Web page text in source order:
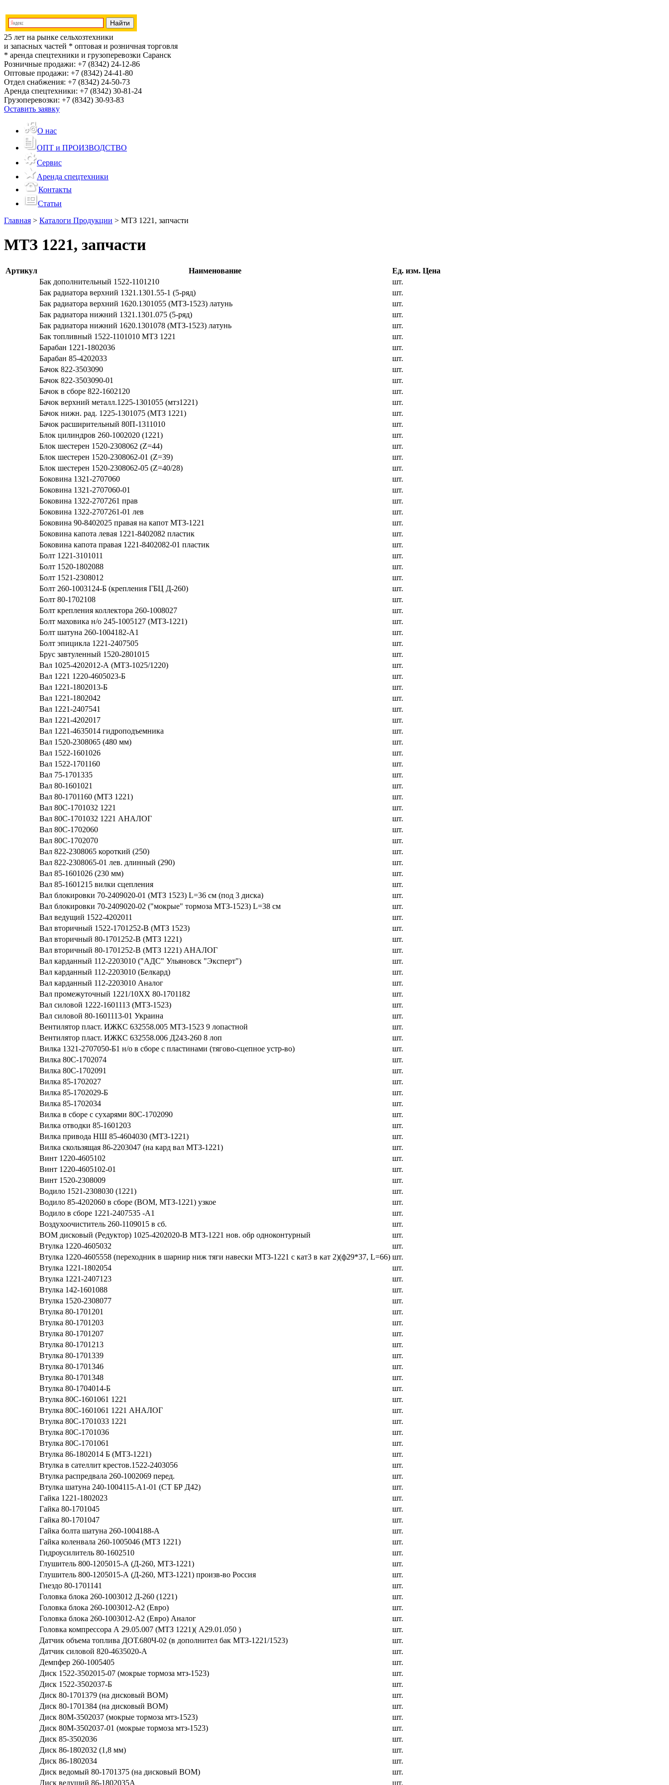
25 лет на рынке сельхозтехники
и запасных частей * оптовая и розничная торговля
* аренда спецтехники и грузоперевозки Саранск
Розничные продажи: +7 (8342) 24-12-86
Оптовые продажи: +7 (8342) 24-41-80
Отдел снабжения: +7 (8342) 24-50-73
Аренда спецтехники: +7 (8342) 30-81-24
Грузоперевозки: +7 (8342) 30-93-83
Оставить заявку
О нас
ОПТ и ПРОИЗВОДСТВО
Сервис
Аренда спецтехники
Контакты
Статьи
Главная > Каталоги Продукции > МТЗ 1221, запчасти
МТЗ 1221, запчасти
Артикул Наименование Ед. изм. Цена
Бак дополнительный 1522-1101210
шт.
Бак радиатора верхний 1321.1301.55-1 (5-ряд)
шт.
Бак радиатора верхний 1620.1301055 (МТЗ-1523) латунь
шт.
Бак радиатора нижний 1321.1301.075 (5-ряд)
шт.
Бак радиатора нижний 1620.1301078 (МТЗ-1523) латунь
шт.
Бак топливный 1522-1101010 МТЗ 1221
шт.
Барабан 1221-1802036
шт.
Барабан 85-4202033
шт.
Бачок 822-3503090
шт.
Бачок 822-3503090-01
шт.
Бачок в сборе 822-1602120
шт.
Бачок верхний металл.1225-1301055 (мтз1221)
шт.
Бачок нижн. рад. 1225-1301075 (МТЗ 1221)
шт.
Бачок расширительный 80П-1311010
шт.
Блок цилиндров 260-1002020 (1221)
шт.
Блок шестерен 1520-2308062 (Z=44)
шт.
Блок шестерен 1520-2308062-01 (Z=39)
шт.
Блок шестерен 1520-2308062-05 (Z=40/28)
шт.
Боковина 1321-2707060
шт.
Боковина 1321-2707060-01
шт.
Боковина 1322-2707261 прав
шт.
Боковина 1322-2707261-01 лев
шт.
Боковина 90-8402025 правая на капот МТЗ-1221
шт.
Боковина капота левая 1221-8402082 пластик
шт.
Боковина капота правая 1221-8402082-01 пластик
шт.
Болт 1221-3101011
шт.
Болт 1520-1802088
шт.
Болт 1521-2308012
шт.
Болт 260-1003124-Б (крепления ГБЦ Д-260)
шт.
Болт 80-1702108
шт.
Болт крепления коллектора 260-1008027
шт.
Болт маховика н/о 245-1005127 (МТЗ-1221)
шт.
Болт шатуна 260-1004182-А1
шт.
Болт эпицикла 1221-2407505
шт.
Брус завтуленный 1520-2801015
шт.
Вал 1025-4202012-А (МТЗ-1025/1220)
шт.
Вал 1221 1220-4605023-Б
шт.
Вал 1221-1802013-Б
шт.
Вал 1221-1802042
шт.
Вал 1221-2407541
шт.
Вал 1221-4202017
шт.
Вал 1221-4635014 гидроподъемника
шт.
Вал 1520-2308065 (480 мм)
шт.
Вал 1522-1601026
шт.
Вал 1522-1701160
шт.
Вал 75-1701335
шт.
Вал 80-1601021
шт.
Вал 80-1701160 (МТЗ 1221)
шт.
Вал 80С-1701032 1221
шт.
Вал 80С-1701032 1221 АНАЛОГ
шт.
Вал 80С-1702060
шт.
Вал 80С-1702070
шт.
Вал 822-2308065 короткий (250)
шт.
Вал 822-2308065-01 лев. длинный (290)
шт.
Вал 85-1601026 (230 мм)
шт.
Вал 85-1601215 вилки сцепления
шт.
Вал блокировки 70-2409020-01 (МТЗ 1523) L=36 см (под 3 диска)
шт.
Вал блокировки 70-2409020-02 ("мокрые" тормоза МТЗ-1523) L=38 см
шт.
Вал ведущий 1522-4202011
шт.
Вал вторичный 1522-1701252-В (МТЗ 1523)
шт.
Вал вторичный 80-1701252-В (МТЗ 1221)
шт.
Вал вторичный 80-1701252-В (МТЗ 1221) АНАЛОГ
шт.
Вал карданный 112-2203010 ("АДС" Ульяновск "Эксперт")
шт.
Вал карданный 112-2203010 (Белкард)
шт.
Вал карданный 112-2203010 Аналог
шт.
Вал промежуточный 1221/10ХХ 80-1701182
шт.
Вал силовой 1222-1601113 (МТЗ-1523)
шт.
Вал силовой 80-1601113-01 Украина
шт.
Вентилятор пласт. ИЖКС 632558.005 МТЗ-1523 9 лопастной
шт.
Вентилятор пласт. ИЖКС 632558.006 Д243-260 8 лоп
шт.
Вилка 1321-2707050-Б1 н/о в сборе с пластинами (тягово-сцепное устр-во)
шт.
Вилка 80С-1702074
шт.
Вилка 80С-1702091
шт.
Вилка 85-1702027
шт.
Вилка 85-1702029-Б
шт.
Вилка 85-1702034
шт.
Вилка в сборе с сухарями 80С-1702090
шт.
Вилка отводки 85-1601203
шт.
Вилка привода НШ 85-4604030 (МТЗ-1221)
шт.
Вилка скользящая 86-2203047 (на кард вал МТЗ-1221)
шт.
Винт 1220-4605102
шт.
Винт 1220-4605102-01
шт.
Винт 1520-2308009
шт.
Водило 1521-2308030 (1221)
шт.
Водило 85-4202060 в сборе (ВОМ, МТЗ-1221) узкое
шт.
Водило в сборе 1221-2407535 -А1
шт.
Воздухоочиститель 260-1109015 в сб.
шт.
ВОМ дисковый (Редуктор) 1025-4202020-В МТЗ-1221 нов. обр одноконтурный
шт.
Втулка 1220-4605032
шт.
Втулка 1220-4605558 (переходник в шарнир ниж тяги навески МТЗ-1221 с кат3 в кат 2)(ф29*37, L=66) шт.
Втулка 1221-1802054
шт.
Втулка 1221-2407123
шт.
Втулка 142-1601088
шт.
Втулка 1520-2308077
шт.
Втулка 80-1701201
шт.
Втулка 80-1701203
шт.
Втулка 80-1701207
шт.
Втулка 80-1701213
шт.
Втулка 80-1701339
шт.
Втулка 80-1701346
шт.
Втулка 80-1701348
шт.
Втулка 80-1704014-Б
шт.
Втулка 80С-1601061 1221
шт.
Втулка 80С-1601061 1221 АНАЛОГ
шт.
Втулка 80С-1701033 1221
шт.
Втулка 80С-1701036
шт.
Втулка 80С-1701061
шт.
Втулка 86-1802014 Б (МТЗ-1221)
шт.
Втулка в сателлит крестов.1522-2403056
шт.
Втулка распредвала 260-1002069 перед.
шт.
Втулка шатуна 240-1004115-А1-01 (СТ БР Д42)
шт.
Гайка 1221-1802023
шт.
Гайка 80-1701045
шт.
Гайка 80-1701047
шт.
Гайка болта шатуна 260-1004188-А
шт.
Гайка коленвала 260-1005046 (МТЗ 1221)
шт.
Гидроусилитель 80-1602510
шт.
Глушитель 800-1205015-А (Д-260, МТЗ-1221)
шт.
Глушитель 800-1205015-А (Д-260, МТЗ-1221) произв-во Россия
шт.
Гнездо 80-1701141
шт.
Головка блока 260-1003012 Д-260 (1221)
шт.
Головка блока 260-1003012-А2 (Евро)
шт.
Головка блока 260-1003012-А2 (Евро) Аналог
шт.
Головка компрессора А 29.05.007 (МТЗ 1221)( А29.01.050 )
шт.
Датчик объема топлива ДОТ.680Ч-02 (в дополнител бак МТЗ-1221/1523)
шт.
Датчик силовой 820-4635020-А
шт.
Демпфер 260-1005405
шт.
Диск 1522-3502015-07 (мокрые тормоза мтз-1523)
шт.
Диск 1522-3502037-Б
шт.
Диск 80-1701379 (на дисковый ВОМ)
шт.
Диск 80-1701384 (на дисковый ВОМ)
шт.
Диск 80М-3502037 (мокрые тормоза мтз-1523)
шт.
Диск 80М-3502037-01 (мокрые тормоза мтз-1523)
шт.
Диск 85-3502036
шт.
Диск 86-1802032 (1,8 мм)
шт.
Диск 86-1802034
шт.
Диск ведомый 80-1701375 (на дисковый ВОМ)
шт.
Диск ведущий 86-1802035А
шт.